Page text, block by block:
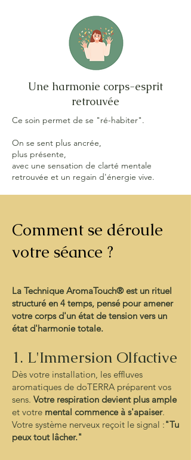
Une harmonie corps-esprit
retrouvée
Ce soin permet de se "ré-habiter".
On se sent plus ancrée,
plus présente,
avec une sensation de clarté mentale
retrouvée et un regain d'énergie vive.
Comment se déroule
votre séance ?
La Technique AromaTouch® est un rituel
structuré en 4 temps, pensé pour amener
votre corps d'un état de tension vers un
état d'harmonie totale.
1. L'Immersion Olfactive
Dès votre installation, les effluves
aromatiques de doTERRA préparent vos
sens. Votre respiration devient plus ample
et votre mental commence à s'apaiser.
Votre système nerveux reçoit le signal :"Tu
peux tout lâcher."